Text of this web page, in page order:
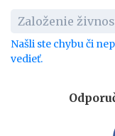
Založenie
Našli ste chybu či
vedieť.